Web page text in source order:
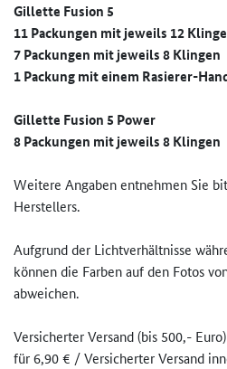
Gillette Fusion 5
11 Packungen mit jeweils 12
7 Packungen mit jeweils 8 Klingen
1 Packung mit einem Rasierer-
Gillette Fusion 5 Power
8 Packungen mit jeweils 8 Klingen
Weitere Angaben entnehmen Sie
Herstellers.
Aufgrund der Lichtverhältnisse
können die Farben auf den Fotos
abweichen.
Versicherter Versand (bis 500,-
für 6,90 € / Versicherter Versand